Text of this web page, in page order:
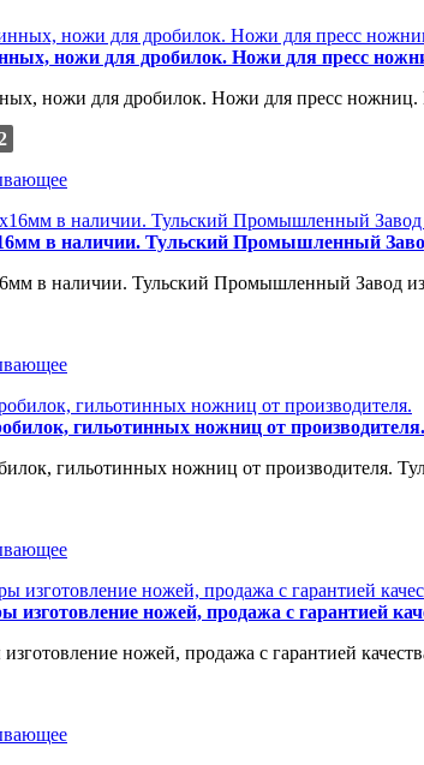
ножи для дробилок. Ножи для пресс
ножи для дробилок. Ножи для пресс
в наличии. Тульский Промышленный
в наличии. Тульский Промышленный Завод
гильотинных ножниц от производителя.
гильотинных ножниц от производителя.
ножей, продажа с гарантией
ножей, продажа с гарантией